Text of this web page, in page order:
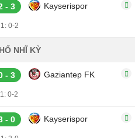
- 3 Kayserispor
0-2
NHĨ KỲ
- 3 Gaziantep FK
0-2
- 0 Kayserispor